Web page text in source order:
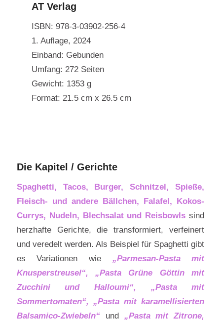
AT Verlag
ISBN: 978-3-03902-256-4
1. Auflage, 2024
Einband: Gebunden
Umfang: 272 Seiten
Gewicht: 1353 g
Format: 21.5 cm x 26.5 cm
Die Kapitel / Gerichte
Spaghetti, Tacos, Burger, Schnitzel, Spieße,
Fleisch- und andere Bällchen, Falafel, Kokos-
Currys, Nudeln, Blechsalat und Reisbowls sind
herzhafte Gerichte, die transformiert, verfeinert
und veredelt werden. Als Beispiel für Spaghetti gibt
es Variationen wie „Parmesan-Pasta mit
Knusperstreusel“, „Pasta Grüne Göttin mit
Zucchini und Halloumi“, „Pasta mit
Sommertomaten“, „Pasta mit karamellisierten
Balsamico-Zwiebeln“und „Pasta mit Zitrone,